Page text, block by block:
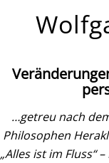
…getreu nach
Philosophen
„Alles ist im Fluss“